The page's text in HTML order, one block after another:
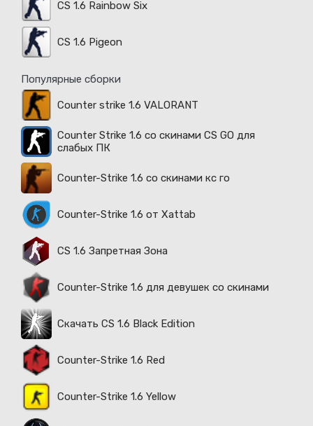
CS 1.6 Rainbow Six
CS 1.6 Pigeon
Популярные сборки
Counter strike 1.6 VALORANT
Counter Strike 1.6 со скинами CS GO для
слабых ПК
Counter-Strike 1.6 со скинами кс го
Counter-Strike 1.6 от Xattab
CS 1.6 Запретная Зона
Counter-Strike 1.6 для девушек со скинами
Скачать CS 1.6 Black Edition
Counter-Strike 1.6 Red
Counter-Strike 1.6 Yellow